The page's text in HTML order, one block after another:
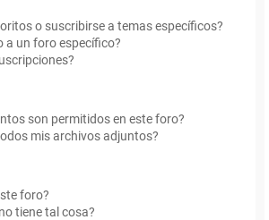
o suscribirse a temas específicos?
a un foro específico?
son permitidos en este foro?
mis archivos adjuntos?
foro?
tiene tal cosa?